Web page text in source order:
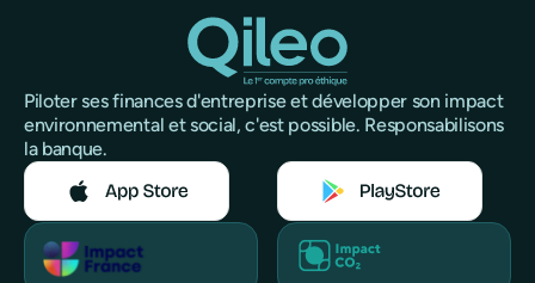
Piloter ses finances d'entreprise et développer son impact
environnemental et social, c'est possible. Responsabilisons
la banque.